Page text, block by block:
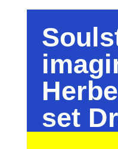
set